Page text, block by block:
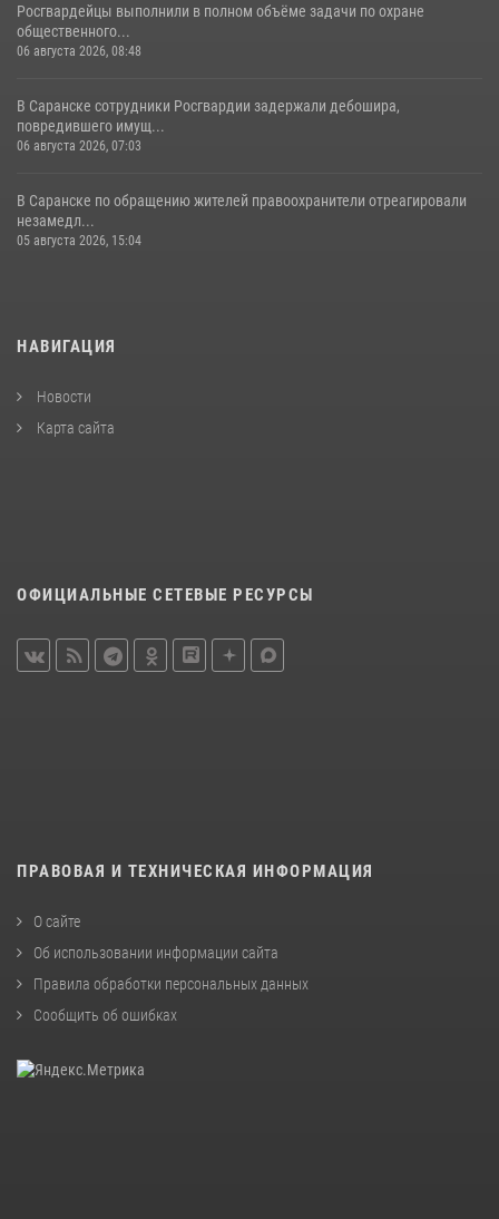
Росгвардейцы выполнили в полном объёме задачи по охране
общественного...
06 августа 2026, 08:48
В Саранске сотрудники Росгвардии задержали дебошира,
повредившего имущ...
06 августа 2026, 07:03
В Саранске по обращению жителей правоохранители отреагировали
незамедл...
05 августа 2026, 15:04
НАВИГАЦИЯ
Новости
Карта сайта
ОФИЦИАЛЬНЫЕ СЕТЕВЫЕ РЕСУРСЫ
ПРАВОВАЯ И ТЕХНИЧЕСКАЯ ИНФОРМАЦИЯ
О сайте
Об использовании информации сайта
Правила обработки персональных данных
Сообщить об ошибках